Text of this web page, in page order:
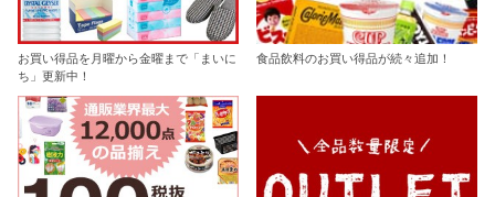
お買い得品を月曜から金曜まで「まいに
ち」更新中！
食品飲料のお買い得品が続々追加！